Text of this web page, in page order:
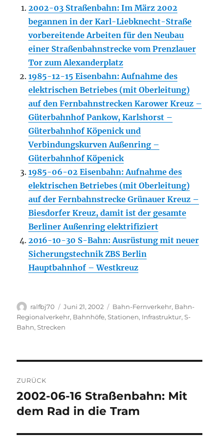
2002-03 Straßenbahn: Im März 2002
begannen in der Karl-Liebknecht-Straße
vorbereitende Arbeiten für den Neubau
einer Straßenbahnstrecke vom Prenzlauer
Tor zum Alexanderplatz
1985-12-15 Eisenbahn: Aufnahme des
elektrischen Betriebes (mit Oberleitung)
auf den Fernbahn­strecken Karower Kreuz –
Güterbahnhof Pankow, Karlshorst –
Güterbahnhof Köpenick und
Verbindungskurven Außenring –
Güterbahnhof Köpenick
1985-06-02 Eisenbahn: Aufnahme des
elektrischen Betriebes (mit Oberleitung)
auf der Fernbahn­strecke Grünauer Kreuz –
Biesdorfer Kreuz, damit ist der gesamte
Berliner Außenring elektrifiziert
2016-10-30 S-Bahn: Ausrüstung mit neuer
Sicherungstechnik ZBS Berlin
Hauptbahnhof – Westkreuz
Autor
ralfbj70
Veröffentlicht
am
Juni 21, 2002 Kategorien
Bahn-Fernverkehr, Bahn-
Regionalverkehr, Bahnhöfe, Stationen, Infrastruktur,S-
Bahn,Strecken
ZURÜCK
Vorheriger
Beitrag:
2002-06-16 Straßenbahn: Mit
dem Rad in die Tram